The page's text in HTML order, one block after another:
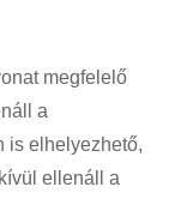
megfelelő
a
is elhelyezhető,
ellenáll a